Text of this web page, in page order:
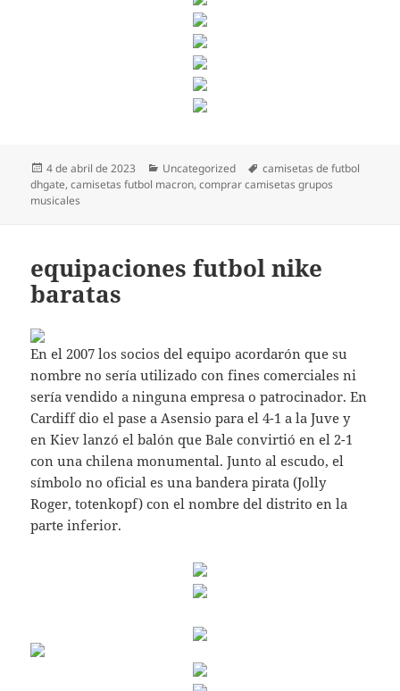
Publicado
el
4 de abril de 2023 Categorías
Uncategorized Etiquetas
camisetas de futbol
dhgate,camisetas futbol macron,comprar camisetas grupos
musicales
equipaciones futbol nike
baratas
En el 2007 los socios del equipo acordarón que su
nombre no sería utilizado con fines comerciales ni
sería vendido a ninguna empresa o patrocinador. En
Cardiff dio el pase a Asensio para el 4-1 a la Juve y
en Kiev lanzó el balón que Bale convirtió en el 2-1
con una chilena monumental. Junto al escudo, el
símbolo no oficial es una bandera pirata (Jolly
Roger, totenkopf) con el nombre del distrito en la
parte inferior.